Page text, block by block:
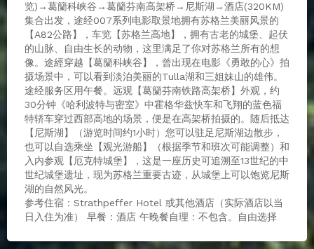
览)→葛籣科峡谷→葛籣芬南高架桥→尼斯湖→酒店(320KM)
集合出发，途经007系列电影取景地拥有苏格兰美丽风景的
【A82公路】，车览【苏格兰高地】，拥有古老的城堡、起伏
的山脉、自由生长的动物，这里满足了你对苏格兰所有的想
像。途經穿越【葛籣科峡谷】，曾出现在电影《勇敢的心》拍
摄场景中，可以看到淡泊美丽的Tulla湖和三姐妹山的雄伟。
途经服务区用午餐。远观【葛籣芬南铁路高架桥】外观，约
30分钟《哈利波特与密室》中霍格华兹快车和飞翔的蓝色福
特轿车穿过西部高地的场景，便是在高架桥拍摄的。随后抵达
【尼斯湖】（游览时间约1小时）您可以驻足尼斯湖边散步，
也可以自选乘坐【观光游船】（根据季节和班次可能调整）和
入内参观【厄克特城堡】，这是一座历史可追溯至13世纪的中
世纪城堡遗址，现为苏格兰重要古迹，从城堡上可以饱览尼斯
湖的自然风光。
参考住宿：Strathpeffer Hotel 或其他酒店（实际酒店以当
日入住为准） 早餐：酒店 午晚餐自理：不包含。自由选择